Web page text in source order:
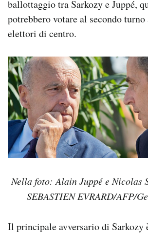
ballottaggio tra Sarkozy e Juppé,
potrebbero votare al secondo
elettori di centro.
Nella foto: Alain Juppé e Nicolas
SEBASTIEN EVRARD/AFP/
Il principale avversario di Sarkozy